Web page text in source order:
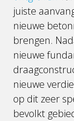
juiste
nieuwe
brengen.
nieuwe
nieuwe
op dit zeer
bevolkt